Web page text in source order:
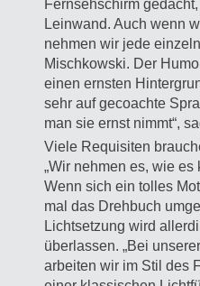
Fernsehschirm
Leinwand. Auch wenn
nehmen wir jede
Mischkowski. Der
einen ernsten
sehr auf gecoachte
man sie ernst nimmt“,
Viele Requisiten
„Wir nehmen es, wie es
Wenn sich ein tolles
mal das Drehbuch
Lichtsetzung wird
überlassen. „Bei
arbeiten wir im Stil des